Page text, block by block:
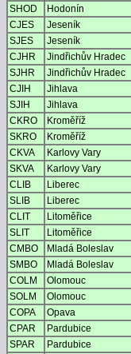
SHOD
Hodonín
CJES
Jeseník
SJES
Jeseník
CJHR
Jindřichův Hradec
SJHR
Jindřichův Hradec
CJIH
Jihlava
SJIH
Jihlava
CKRO
Kroměříž
SKRO
Kroměříž
CKVA
Karlovy Vary
SKVA
Karlovy Vary
CLIB
Liberec
SLIB
Liberec
CLIT
Litoměřice
SLIT
Litoměřice
CMBO
Mladá Boleslav
SMBO
Mladá Boleslav
COLM
Olomouc
SOLM
Olomouc
COPA
Opava
CPAR
Pardubice
SPAR
Pardubice